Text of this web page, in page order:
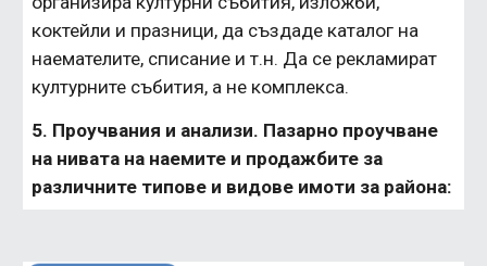
коктейли и празници, да създаде каталог на
наемателите, списание и т.н. Да се рекламират
културните събития, а не комплекса.
5. Проучвания и анализи. Пазарно проучване
на нивата на наемите и продажбите за
различните типове и видове имоти за района: